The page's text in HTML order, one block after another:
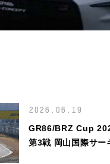
2026.06.19
GR86/BRZ Cup
第3戦 岡山国際サー